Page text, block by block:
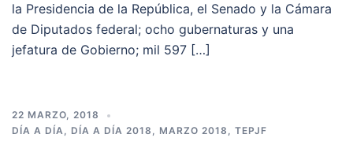
la Presidencia de la República, el Senado y la Cámara
de Diputados federal; ocho gubernaturas y una
jefatura de Gobierno; mil 597 […]
22 MARZO, 2018
DÍA A DÍA, DÍA A DÍA 2018 , MARZO 2018 , TEPJF